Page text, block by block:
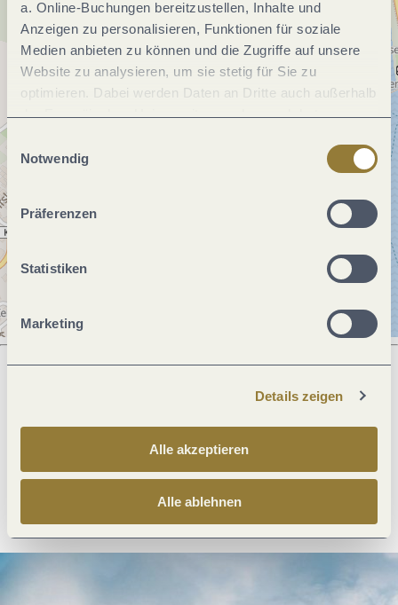
a. Online-Buchungen bereitzustellen, Inhalte und
Anzeigen zu personalisieren, Funktionen für soziale
Medien anbieten zu können und die Zugriffe auf unsere
Website zu analysieren, um sie stetig für Sie zu
optimieren. Dabei werden Daten an Dritte auch außerhalb
der Europäischen Union weitergegeben und dort
jederzeit widerrufen werden. Mit der Auswahl "Alle
ablehnen" kann es zu Beeinträchtigungen in der Nutzung
Einwilligungsauswahl
Notwendig
Präferenzen
Statistiken
Marketing
Details zeigen
Alle akzeptieren
Alle ablehnen
Anreise planen